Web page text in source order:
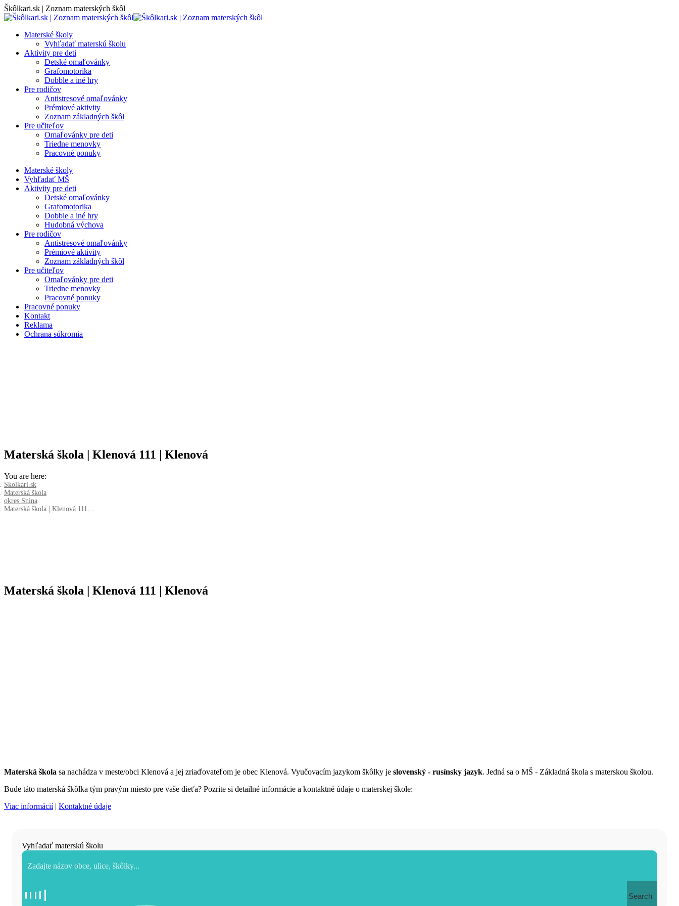
Skip
to
Škôlkari.sk | Zoznam materských škôl
Materské školy
Vyhľadať materskú školu
Aktivity pre deti
Detské omaľovánky
Grafomotorika
Dobble a iné hry
Pre rodičov
Antistresové omaľovánky
Prémiové aktivity
Zoznam základných škôl
Pre učiteľov
Omaľovánky pre deti
Triedne menovky
Pracovné ponuky
Materské školy
Vyhľadať MŠ
Aktivity pre deti
Detské omaľovánky
Grafomotorika
Dobble a iné hry
Hudobná výchova
Pre rodičov
Antistresové omaľovánky
Prémiové aktivity
Zoznam základných škôl
Pre učiteľov
Omaľovánky pre deti
Triedne menovky
Pracovné ponuky
Pracovné ponuky
Kontakt
Reklama
Ochrana súkromia
Materská škola | Klenová 111 | Klenová
You are here:
Skolkari.sk
Materská škola
okres Snina
Materská škola | Klenová 111…
Materská škola | Klenová 111 | Klenová
Materská škola sa nachádza v meste/obci Klenová a jej zriaďovateľom je obec Klenová. Vyučovacím jazykom škôlky je slovenský - rusínsky jazyk. Jedná sa o MŠ - Základná škola s materskou školou.
Bude táto materská škôlka tým pravým miesto pre vaše dieťa? Pozrite si detailné informácie a kontaktné údaje o materskej škole:
Viac informácií| Kontaktné údaje
Vyhľadať materskú školu
Search